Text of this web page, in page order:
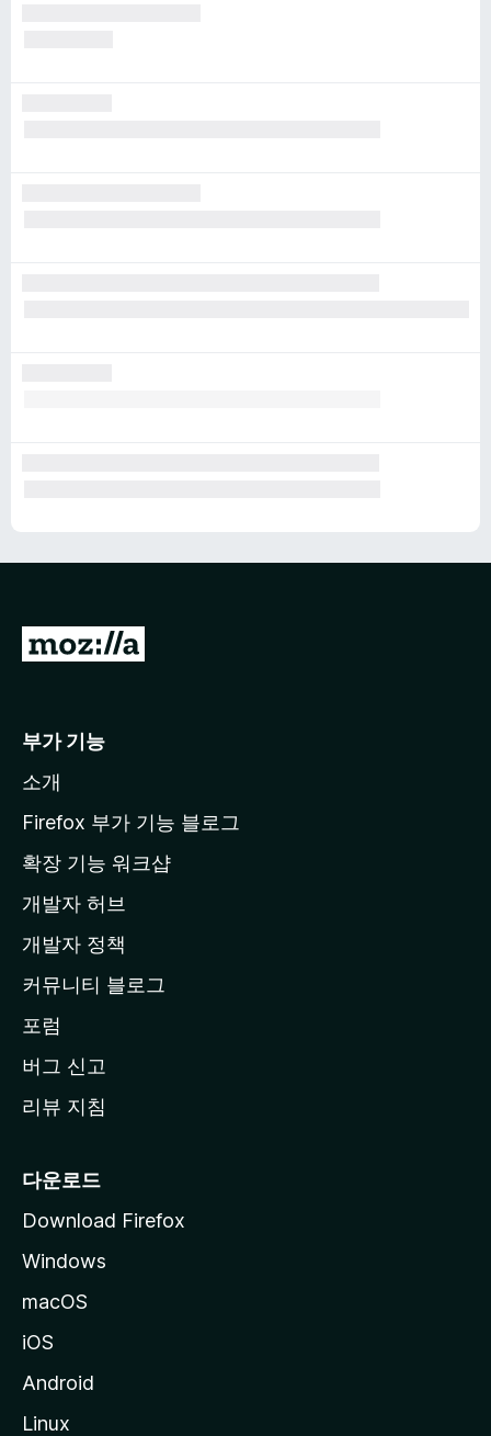
M
l
a
페
이
지
이
동
부가 기능
소개
Firefox 부가 기능 블로그
확장 기능 워크샵
개발자 허브
개발자 정책
커뮤니티 블로그
포럼
버그 신고
리뷰 지침
다운로드
Download Firefox
Windows
macOS
iOS
Android
Linux